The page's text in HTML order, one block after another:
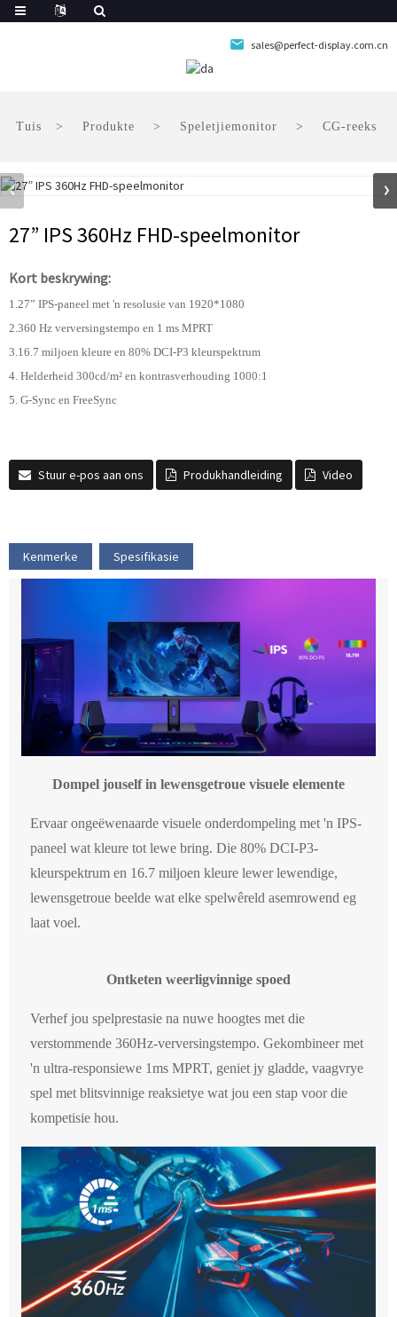
sales@perfect-display.com.cn
Tuis Produkte Speletjiemonitor CG-reeks
27” IPS 360Hz FHD-speelmonitor
Kort beskrywing:
1.27” IPS-paneel met 'n resolusie van 1920*1080
2.360 Hz verversingstempo en 1 ms MPRT
3.16.7 miljoen kleure en 80% DCI-P3 kleurspektrum
4. Helderheid 300cd/m² en kontrasverhouding 1000:1
5. G-Sync en FreeSync
Stuur e-pos aan ons Produkhandleiding Video
Kenmerke Spesifikasie
Dompel jouself in lewensgetroue visuele elemente
Ervaar ongeëwenaarde visuele onderdompeling met 'n IPS-
paneel wat kleure tot lewe bring. Die 80% DCI-P3-
kleurspektrum en 16.7 miljoen kleure lewer lewendige,
lewensgetroue beelde wat elke spelwêreld asemrowend eg
laat voel.
Ontketen weerligvinnige spoed
Verhef jou spelprestasie na nuwe hoogtes met die
verstommende 360Hz-verversingstempo. Gekombineer met
'n ultra-responsiewe 1ms MPRT, geniet jy gladde, vaagvrye
spel met blitsvinnige reaksietye wat jou een stap voor die
kompetisie hou.